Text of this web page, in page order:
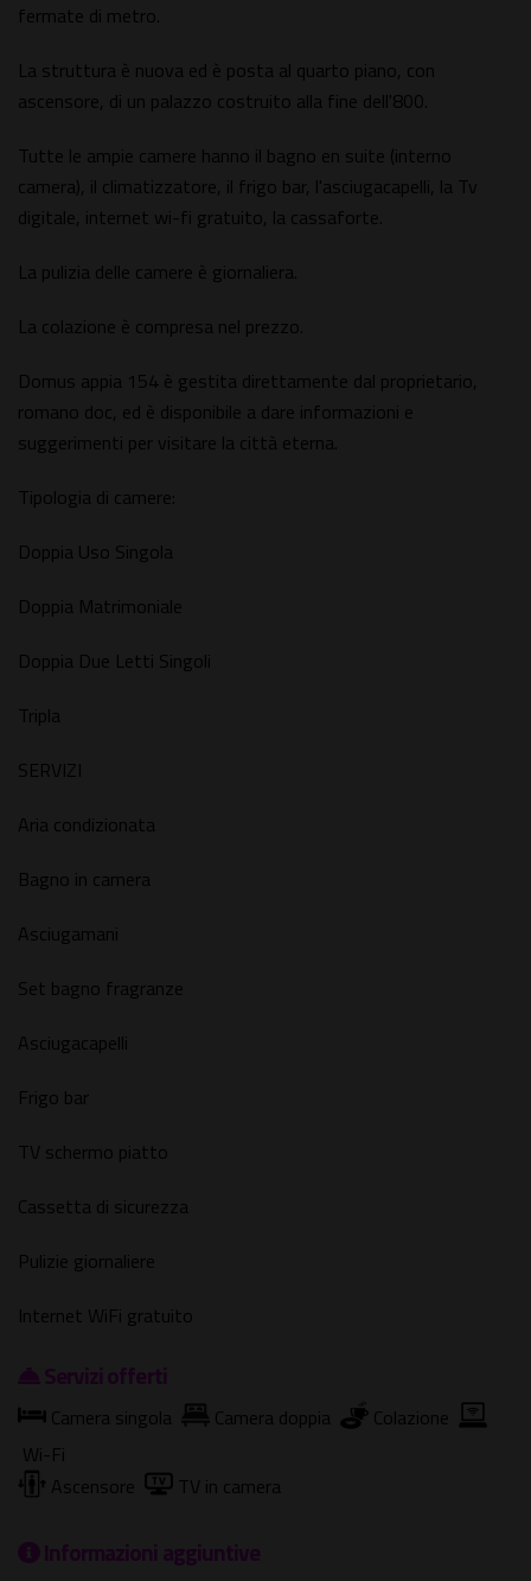
fermate di metro.
La struttura è nuova ed è posta al quarto piano, con
ascensore, di un palazzo costruito alla fine dell'800.
Tutte le ampie camere hanno il bagno en suite (interno
camera), il climatizzatore, il frigo bar, l'asciugacapelli, la Tv
digitale, internet wi-fi gratuito, la cassaforte.
La pulizia delle camere è giornaliera.
La colazione è compresa nel prezzo.
Domus appia 154 è gestita direttamente dal proprietario,
romano doc, ed è disponibile a dare informazioni e
suggerimenti per visitare la città eterna.
Tipologia di camere:
Doppia Uso Singola
Doppia Matrimoniale
Doppia Due Letti Singoli
Tripla
SERVIZI
Aria condizionata
Bagno in camera
Asciugamani
Set bagno fragranze
Asciugacapelli
Frigo bar
TV schermo piatto
Cassetta di sicurezza
Pulizie giornaliere
Internet WiFi gratuito
Servizi offerti
Camera singola Camera doppia
Colazione
Wi-Fi
Ascensore
TV in camera
Informazioni aggiuntive